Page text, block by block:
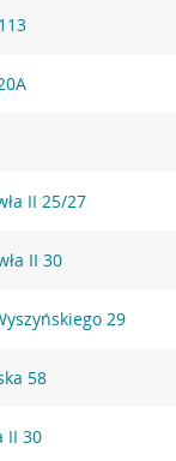
II 25/27
II 30
29
58
II 30